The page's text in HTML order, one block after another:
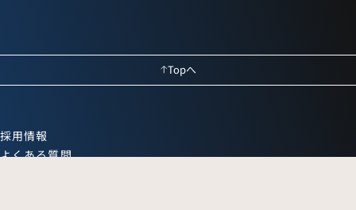
Topへ
採用情報
よくある質問